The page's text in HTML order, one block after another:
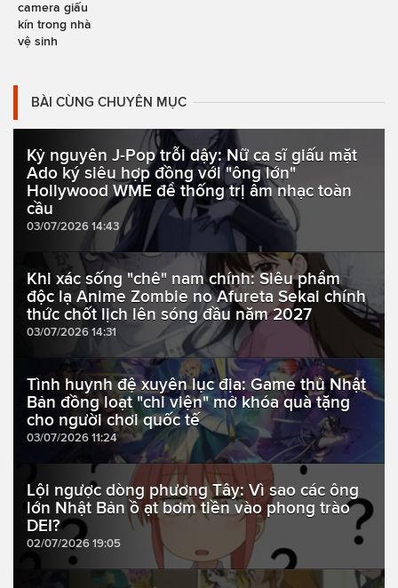
camera giấu
kín trong nhà
vệ sinh
BÀI CÙNG CHUYÊN MỤC
Kỷ nguyên J-Pop trỗi dậy: Nữ ca sĩ giấu mặt
Ado ký siêu hợp đồng với "ông lớn"
Hollywood WME để thống trị âm nhạc toàn
cầu
03/07/2026 14:43
Khi xác sống "chê" nam chính: Siêu phẩm
độc lạ Anime Zombie no Afureta Sekai chính
thức chốt lịch lên sóng đầu năm 2027
03/07/2026 14:31
Tình huynh đệ xuyên lục địa: Game thủ Nhật
Bản đồng loạt "chi viện" mở khóa quà tặng
cho người chơi quốc tế
03/07/2026 11:24
Lội ngược dòng phương Tây: Vì sao các ông
lớn Nhật Bản ồ ạt bơm tiền vào phong trào
DEI?
02/07/2026 19:05